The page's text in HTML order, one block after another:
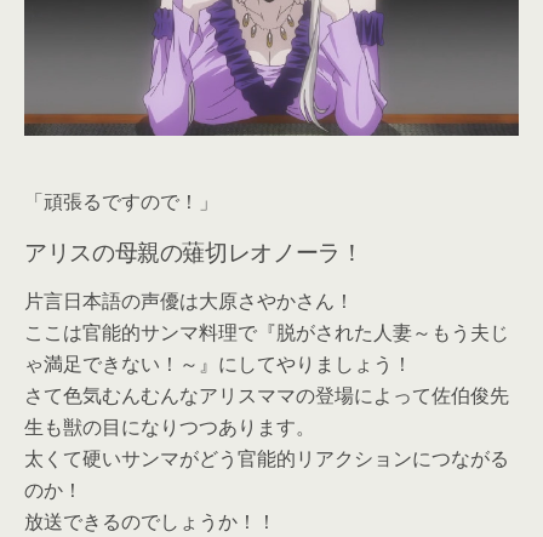
「頑張るですので！」
アリスの母親の薙切レオノーラ！
片言日本語の声優は大原さやかさん！
ここは官能的サンマ料理で『脱がされた人妻～もう夫じ
ゃ満足できない！～』にしてやりましょう！
さて色気むんむんなアリスママの登場によって佐伯俊先
生も獣の目になりつつあります。
太くて硬いサンマがどう官能的リアクションにつながる
のか！
放送できるのでしょうか！！